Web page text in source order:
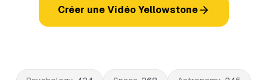
Créer une Vidéo Yellowstone